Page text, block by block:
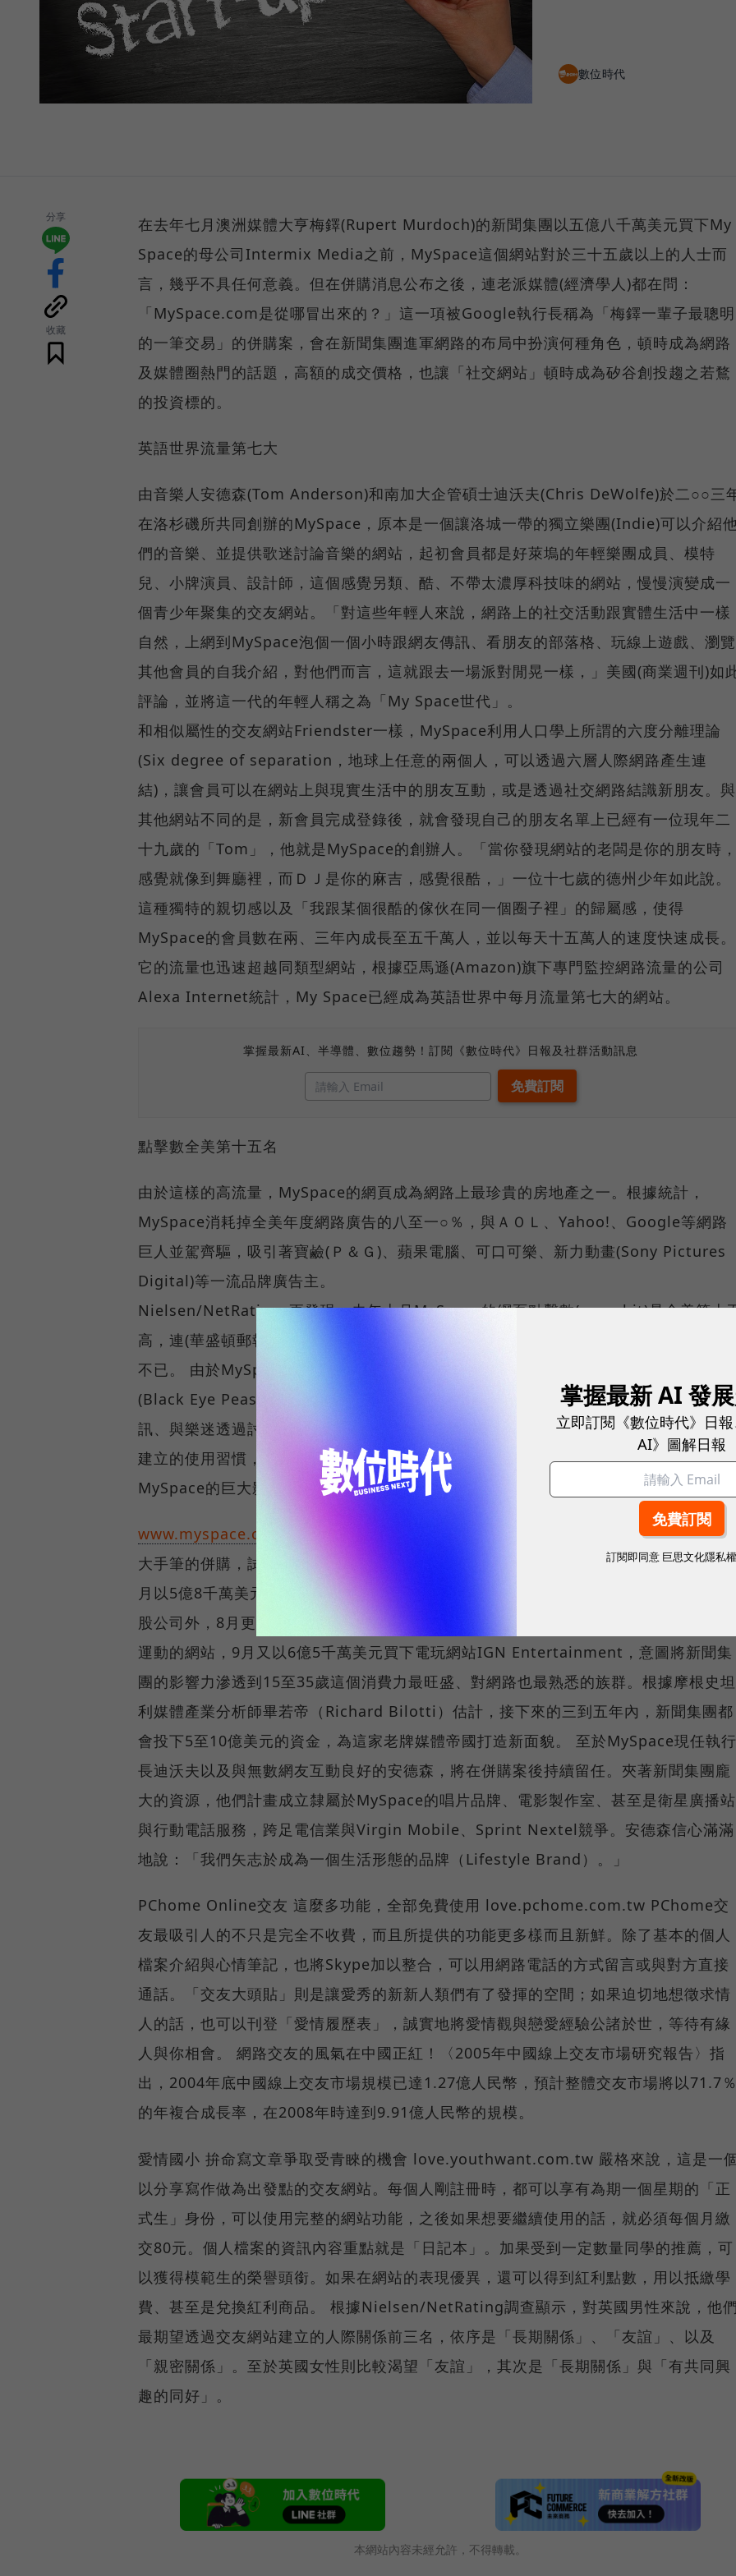
數位時代
分享
收藏
在去年七月澳洲媒體大亨梅鐸(Rupert Murdoch)的新聞集團以五億八千萬美元買下My
Space的母公司Intermix Media之前，MySpace這個網站對於三十五歲以上的人士而
言，幾乎不具任何意義。但在併購消息公布之後，連老派媒體(經濟學人)都在問：
「MySpace.com是從哪冒出來的？」這一項被Google執行長稱為「梅鐸一輩子最聰明
的一筆交易」的併購案，會在新聞集團進軍網路的布局中扮演何種角色，頓時成為網路
及媒體圈熱門的話題，高額的成交價格，也讓「社交網站」頓時成為矽谷創投趨之若鶩
的投資標的。
英語世界流量第七大
由音樂人安德森(Tom Anderson)和南加大企管碩士迪沃夫(Chris DeWolfe)於二○○三
在洛杉磯所共同創辦的MySpace，原本是一個讓洛城一帶的獨立樂團(Indie)可以介紹
們的音樂、並提供歌迷討論音樂的網站，起初會員都是好萊塢的年輕樂團成員、模特
兒、小牌演員、設計師，這個感覺另類、酷、不帶太濃厚科技味的網站，慢慢演變成一
個青少年聚集的交友網站。「對這些年輕人來說，網路上的社交活動跟實體生活中一樣
自然，上網到MySpace泡個一個小時跟網友傳訊、看朋友的部落格、玩線上遊戲、瀏覽
其他會員的自我介紹，對他們而言，這就跟去一場派對閒晃一樣，」美國(商業週刊)如
評論，並將這一代的年輕人稱之為「My Space世代」。
和相似屬性的交友網站Friendster一樣，MySpace利用人口學上所謂的六度分離理論
(Six degree of separation，地球上任意的兩個人，可以透過六層人際網路產生連
結)，讓會員可以在網站上與現實生活中的朋友互動，或是透過社交網路結識新朋友。與
其他網站不同的是，新會員完成登錄後，就會發現自己的朋友名單上已經有一位現年二
十九歲的「Tom」，他就是MySpace的創辦人。「當你發現網站的老闆是你的朋友時
感覺就像到舞廳裡，而ＤＪ是你的麻吉，感覺很酷，」一位十七歲的德州少年如此說。
這種獨特的親切感以及「我跟某個很酷的傢伙在同一個圈子裡」的歸屬感，使得
MySpace的會員數在兩、三年內成長至五千萬人，並以每天十五萬人的速度快速成長。
它的流量也迅速超越同類型網站，根據亞馬遜(Amazon)旗下專門監控網路流量的公司
Alexa Internet統計，My Space已經成為英語世界中每月流量第七大的網站。
掌握最新AI、半導體、數位趨勢！訂閱《數位時代》日報及社群活動訊息
點擊數全美第十五名
由於這樣的高流量，MySpace的網頁成為網路上最珍貴的房地產之一。根據統計，
MySpace消耗掉全美年度網路廣告的八至一○％，與ＡＯＬ、Yahoo!、Google等網路
巨人並駕齊驅，吸引著寶鹼(Ｐ＆Ｇ)、蘋果電腦、可口可樂、新力動畫(Sony Pictures
Digital)等一流品牌廣告主。
Nielsen/NetRatings更發現，去年十月MySpace的網頁點擊數(page hit)是全美第十
高，連(華盛頓郵報)、迪士尼等許多網站都無法望其項背，讓梅鐸和他的核心幕僚們意
不已。 由於MySpace.com以音樂發表網站起家的特殊屬性，從熱門團體「黑眼豆豆」
(Black Eye Peas)到麻州小鎮的業餘車庫樂團，都選擇在此發表新歌、發布巡迴演唱資
訊、與樂迷透過討論版交流等，更增加了網站的黏度，築起更高的進入障礙。這些自然
建立的使用習慣，只會隨著這群青少年的成長以及下一波青少年的到來，更加強
MySpace的巨大影響力，莫怪乎傳統媒體跟廣告公司，會流下一道冷汗。
www.myspace.com
梅鐸與MySpace的下一步 梅鐸在2005年花了10幾億美元，透過
大手筆的併購，試圖尋找新聞集團這個龐然大物在網路世代的出路與成長動能。除了在
月以5億8千萬美元買下Intermix Media這個旗下掌握了MySpace等43個網站在內的控
股公司外，8月更買下Scout.com,這個追蹤美國職業運動（NBA 、NFL、MLB）及大
運動的網站，9月又以6億5千萬美元買下電玩網站IGN Entertainment，意圖將新聞集
團的影響力滲透到15至35歲這個消費力最旺盛、對網路也最熟悉的族群。根據摩根史坦
利媒體產業分析師畢若帝（Richard Bilotti）估計，接下來的三到五年內，新聞集團都
會投下5至10億美元的資金，為這家老牌媒體帝國打造新面貌。 至於MySpace現任執行
長迪沃夫以及與無數網友互動良好的安德森，將在併購案後持續留任。夾著新聞集團龐
大的資源，他們計畫成立隸屬於MySpace的唱片品牌、電影製作室、甚至是衛星廣播站
與行動電話服務，跨足電信業與Virgin Mobile、Sprint Nextel競爭。安德森信心滿滿
地說：「我們矢志於成為一個生活形態的品牌（Lifestyle Brand）。」
PChome Online交友 這麼多功能，全部免費使用 love.pchome.com.tw PChome交
友最吸引人的不只是完全不收費，而且所提供的功能更多樣而且新鮮。除了基本的個人
檔案介紹與心情筆記，也將Skype加以整合，可以用網路電話的方式留言或與對方直接
通話。「交友大頭貼」則是讓愛秀的新新人類們有了發揮的空間；如果迫切地想徵求情
人的話，也可以刊登「愛情履歷表」，誠實地將愛情觀與戀愛經驗公諸於世，等待有緣
人與你相會。 網路交友的風氣在中國正紅！〈2005年中國線上交友市場研究報告〉指
出，2004年底中國線上交友市場規模已達1.27億人民幣，預計整體交友市場將以71.7
的年複合成長率，在2008年時達到9.91億人民幣的規模。
愛情國小 拚命寫文章爭取受青睞的機會 love.youthwant.com.tw 嚴格來說，這是一
以分享寫作做為出發點的交友網站。每個人剛註冊時，都可以享有為期一個星期的「正
式生」身份，可以使用完整的網站功能，之後如果想要繼續使用的話，就必須每個月繳
交80元。個人檔案的資訊內容重點就是「日記本」。加果受到一定數量同學的推薦，可
以獲得模範生的榮譽頭銜。如果在網站的表現優異，還可以得到紅利點數，用以抵繳學
費、甚至是兌換紅利商品。 根據Nielsen/NetRating調查顯示，對英國男性來說，他
最期望透過交友網站建立的人際關係前三名，依序是「長期關係」、「友誼」、以及
「親密關係」。至於英國女性則比較渴望「友誼」，其次是「長期關係」與「有共同興
趣的同好」。
本網站內容未經允許，不得轉載。
掌握最新 AI 發
立即訂閱《數位時代》日
AI》圖解日報
訂閱即同意 巨思文化隱私